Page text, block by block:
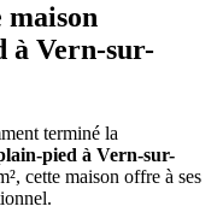
maison
à Vern-sur-
terminé la
pied à Vern-sur-
cette maison offre à ses